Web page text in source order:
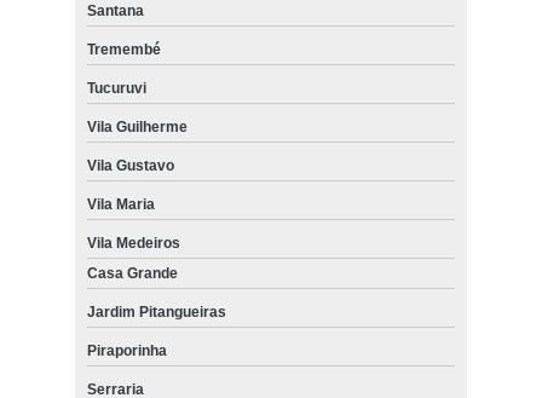
Santana
Tremembé
Tucuruvi
Vila Guilherme
Vila Gustavo
Vila Maria
Vila Medeiros
Casa Grande
Jardim Pitangueiras
Piraporinha
Serraria